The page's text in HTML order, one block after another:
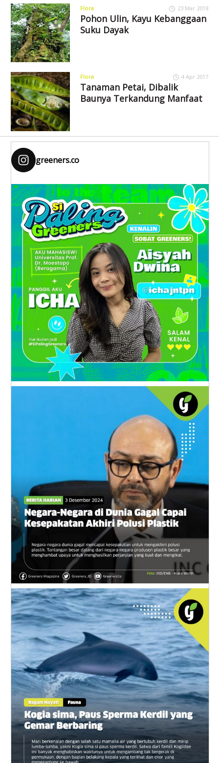
Flora 23 Mar 2018
Pohon Ulin, Kayu Kebanggaan
Suku Dayak
Flora 4 Apr 2017
Tanaman Petai, Dibalik
Baunya Terkandung Manfaat
greeners.co